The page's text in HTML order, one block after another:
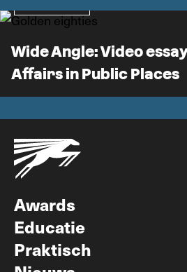
Wide Angle: Video
Affairs in Public Places
Awards
Educatie
Praktisch